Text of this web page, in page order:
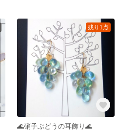
残り1点
🌊硝子ぶどうの耳飾り🌊